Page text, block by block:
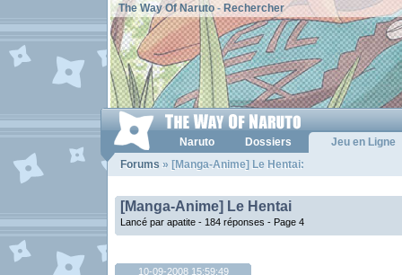
The Way Of Naruto- Rechercher
Naruto Dossiers
Jeu en Ligne
Forums » [Manga-Anime] Le Hentai:
[Manga-Anime] Le Hentai
Lancé par apatite - 184 réponses - Page 4
10-09-2008 15:59:49